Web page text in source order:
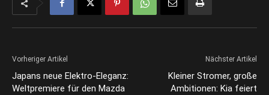
Vorheriger Artikel
Japans neue Elektro-Eleganz:
Weltpremiere für den Mazda
Nächster Artikel
Kleiner Stromer, große
Ambitionen: Kia feiert